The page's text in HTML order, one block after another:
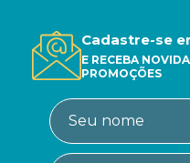
Cadastre-se
E RECEBA
PROMOÇÕES